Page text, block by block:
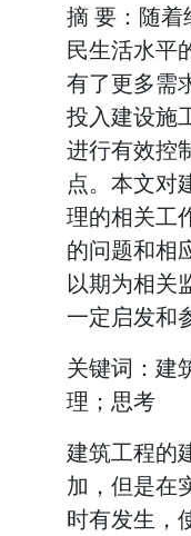
摘 要：随着
民生活水平
有了更多需
投入建设施
进行有效控
点。本文对
理的相关工
的问题和相
以期为相关
一定启发和
关键词：建
理；思考
建筑工程的
加，但是在
时有发生，